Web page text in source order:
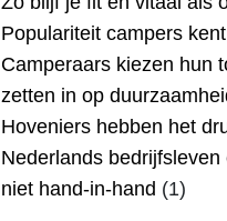
Populariteit campers
Camperaars kiezen hun
zetten in op
Hoveniers hebben het
Nederlands
niet hand-in-hand (1)